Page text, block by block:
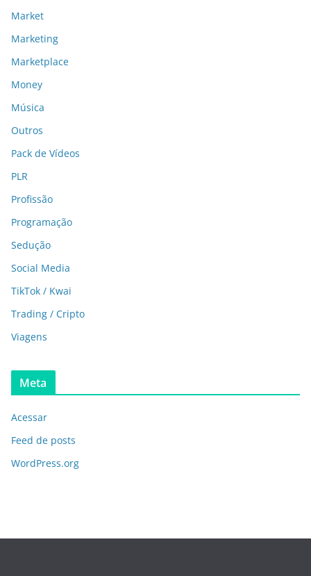
Market
Marketing
Marketplace
Money
Música
Outros
Pack de Vídeos
PLR
Profissão
Programação
Sedução
Social Media
TikTok / Kwai
Trading / Cripto
Viagens
Meta
Acessar
Feed de posts
WordPress.org